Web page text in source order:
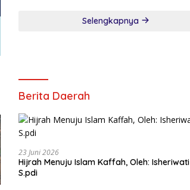
Selengkapnya
Berita Daerah
23 Juni 2026
Hijrah Menuju Islam Kaffah, Oleh: Isheriwati
S.pdi